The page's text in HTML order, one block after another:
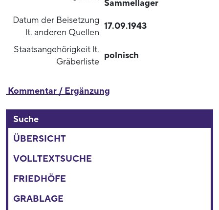
Sammellager
Datum der Beisetzung
lt. anderen Quellen
17.09.1943
Staatsangehörigkeit lt.
Gräberliste
polnisch
Kommentar / Ergänzung
Suche
ÜBERSICHT
VOLLTEXTSUCHE
FRIEDHÖFE
GRABLAGE